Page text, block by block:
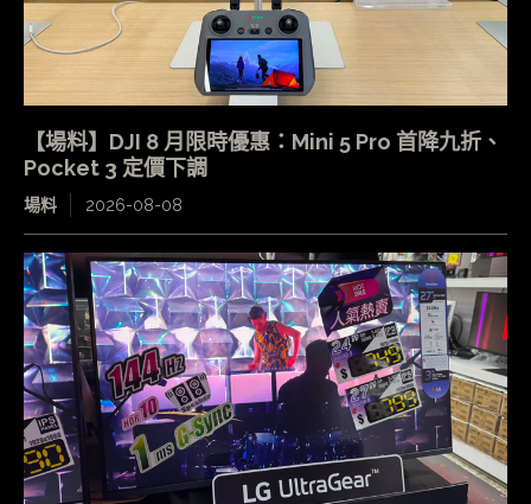
【場料】DJI 8 月限時優惠：Mini 5 Pro 首降九折、
Pocket 3 定價下調
場料 2026-08-08